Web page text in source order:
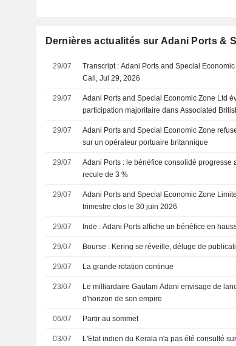
Dernières actualités sur Adani Ports &
29/07
Transcript : Adani Ports and Special
Call, Jul 29, 2026
29/07
Adani Ports and Special Economic Zone Ltd
participation majoritaire dans Associated
29/07
Adani Ports and Special Economic Zone
sur un opérateur portuaire britannique
29/07
Adani Ports : le bénéfice consolidé progresse
recule de 3 %
29/07
Adani Ports and Special Economic Zone
trimestre clos le 30 juin 2026
29/07 Inde : Adani Ports affiche un bénéfice en
29/07 Bourse : Kering se réveille, déluge de
29/07 La grande rotation continue
23/07
Le milliardaire Gautam Adani envisage de
d'horizon de son empire
06/07 Partir au sommet
03/07
L'Etat indien du Kerala n'a pas été consulté